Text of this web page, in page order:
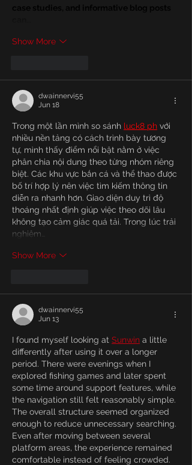
case studies, and informative blog posts
Show More
dwainnervi55
Jun 18
Trong một lần mình so sánh luck8 ph với
nhiều nền tảng có cách trình bày tương
tự, mình thấy điểm nổi bật nằm ở việc
phân chia nội dung theo từng nhóm riêng
biệt. Các khu vực bắn cá và thể thao được
bố trí hợp lý nên việc tìm kiếm thông tin
diễn ra nhanh hơn. Giao diện duy trì độ
thoáng nhất định giúp việc theo dõi lâu
không tạo cảm giác quá tải. Trong lúc trải
nghiệm…
Show More
dwainnervi55
Jun 13
I found myself looking at Sunwin a little
differently after using it over a longer
period. There were evenings when I
explored fishing games and later spent
some time around support features, while
the navigation still felt reasonably simple.
The overall structure seemed organized
enough to reduce unnecessary searching.
Even after moving between several
platform areas, the experience remained
comfortable instead of feeling crowded.